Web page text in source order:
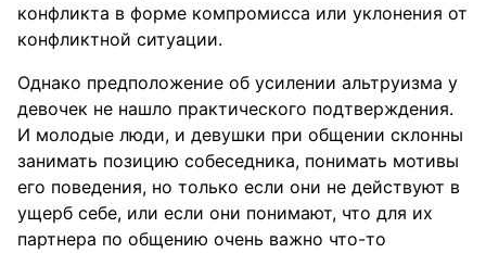
конфликта в форме компромисса или уклонения от
конфликтной ситуации.
Однако предположение об усилении альтруизма у
девочек не нашло практического подтверждения.
И молодые люди, и девушки при общении склонны
занимать позицию собеседника, понимать мотивы
его поведения, но только если они не действуют в
ущерб себе, или если они понимают, что для их
партнера по общению очень важно что-то